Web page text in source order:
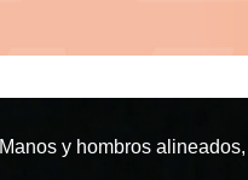
Manos y hombros